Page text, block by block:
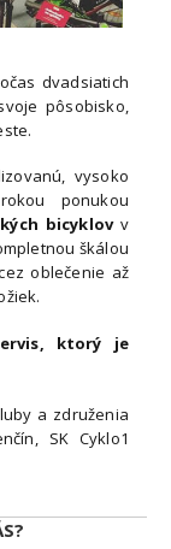
dvadsiatich
pôsobisko,
vysoko
ponukou
bicyklovv
škálou
oblečenie až
ktorý je
a združenia
SK Cyklo1